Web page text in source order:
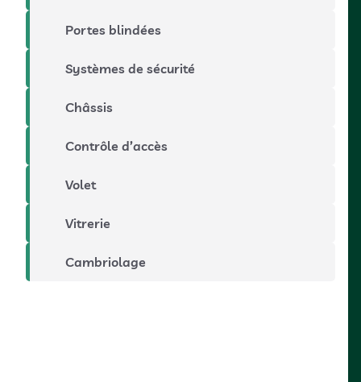
Portes blindées
Systèmes de sécurité
Châssis
Contrôle d’accès
Volet
Vitrerie
Cambriolage